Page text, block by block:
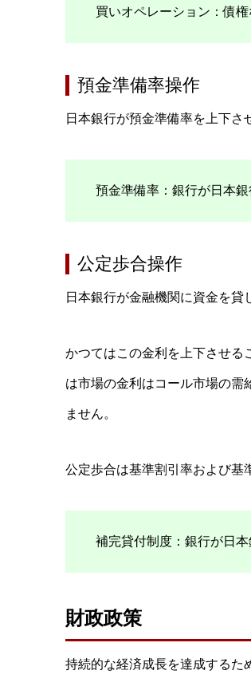
買いオペレーション：債
預金準備率操作
日本銀行が預金準備率を上下さ
預金準備率：銀行が日本
公定歩合操作
日本銀行が金融機関に資金を貸
かつてはこの金利を上下させる
は市場の金利はコール市場の需
ません。
公定歩合は基準割引率および基
補完貸付制度：銀行が日
財政政策
持続的な経済成長を達成するた